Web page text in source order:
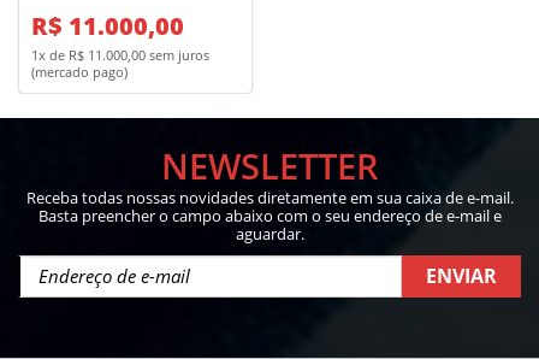
R$ 11.000,00
1x de R$ 11.000,00 sem juros
(mercado pago)
NEWSLETTER
Receba todas nossas novidades diretamente em sua caixa de e-mail.
Basta preencher o campo abaixo com o seu endereço de e-mail e
aguardar.
ENVIAR